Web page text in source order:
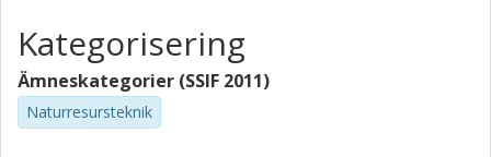
Kategorisering
Ämneskategorier (SSIF 2011)
Naturresursteknik